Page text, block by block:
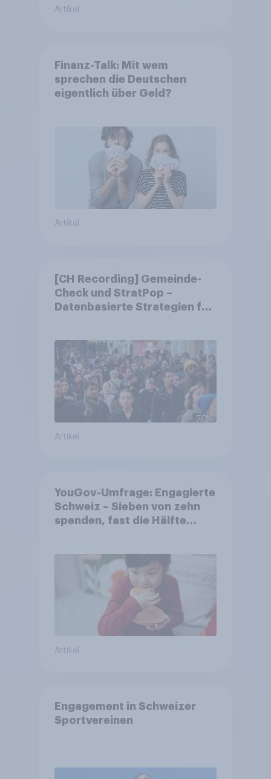
Artikel
Finanz-Talk: Mit wem
sprechen die Deutschen
eigentlich über Geld?
Artikel
[CH Recording] Gemeinde-
Check und StratPop –
Datenbasierte Strategien für
Artikel
YouGov-Umfrage: Engagierte
Schweiz – Sieben von zehn
spenden, fast die Hälfte
Artikel
Engagement in Schweizer
Sportvereinen